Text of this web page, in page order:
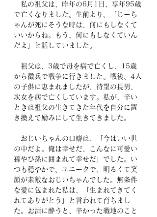
私の祖父は、昨年の6月1日、享年95歳
で亡くなりました。生前より、「じーち
ゃんが死にそうな時は、何にもしなくて
いいからね。もう、何にもしなくていん
だよ」と話していました。
祖父は、3歳で母を病で亡くし、15歳
から徴兵で戦争に行きました。戦後、4人
の子供に恵まれましたが、待望の長男、
次女を病で亡くしています。私が、辛い
ときは祖父の生きてきた年代を自分に置
き換えて励みにして生きてきました。
おじいちゃんの口癖は、「今はいい世
の中だよ。俺は幸せだ、こんなに可愛い
孫やひ孫に囲まれて幸せだ」でした。い
つも穏やかで、ユニークで、明るくて笑
顔が素敵なおじいちゃんでした。無条件
な愛に包まれた私は、「生まれてきてく
れてありがとう」と言われて育ちまし
た。お酒に酔うと、辛かった戦地のこと